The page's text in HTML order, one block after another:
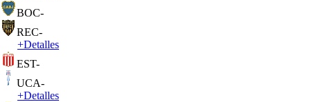
BOC-
REC-
+Detalles
EST-
UCA-
+Detalles